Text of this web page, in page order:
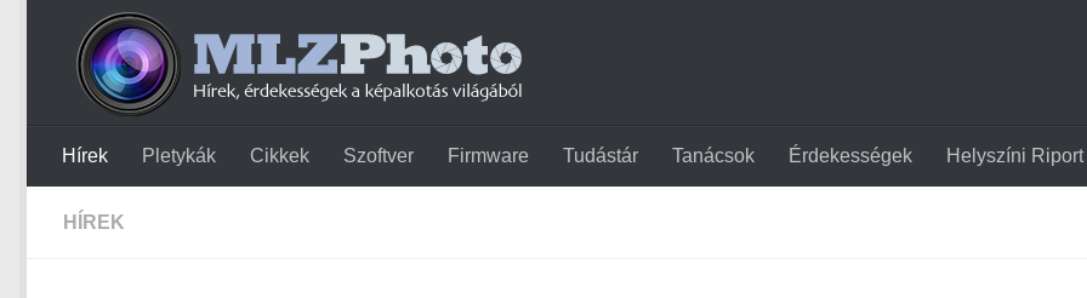
Hírek Pletykák Cikkek Szoftver Firmware Tudástár Tanácsok Érdekességek Helyszíni Riport
HÍREK